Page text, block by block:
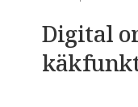
Digital